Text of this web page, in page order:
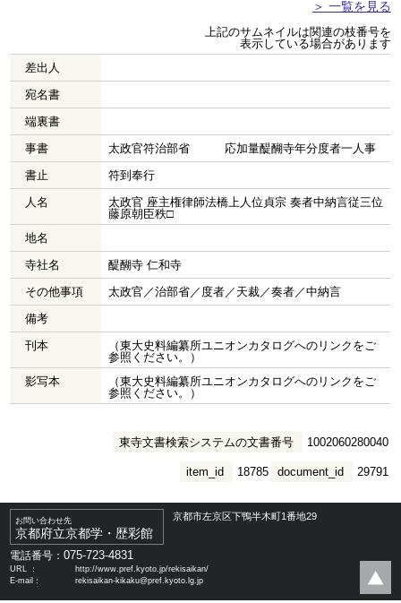
＞ 一覧を見る
上記のサムネイルは関連の枝番号を
表示している場合があります
差出人
宛名書
端裏書
事書
太政官符治部省 応加量醍醐寺年分度者一人事
書止
符到奉行
人名
太政官 座主権律師法橋上人位貞宗 奏者中納言従三位
藤原朝臣秩□
地名
寺社名
醍醐寺 仁和寺
その他事項
太政官／治部省／度者／天裁／奏者／中納言
備考
刊本
（東大史料編纂所ユニオンカタログへのリンクをご
参照ください。）
影写本
（東大史料編纂所ユニオンカタログへのリンクをご
参照ください。）
東寺文書検索システムの文書番号 1002060280040
document_id 29791
item_id 18785
お問い合わせ先
京都府立京都学・歴彩館
京都市左京区下鴨半木町1番地29
電話番号：075-723-4831
URL ：
http://www.pref.kyoto.jp/rekisaikan/
E-mail：
rekisaikan-kikaku@pref.kyoto.lg.jp